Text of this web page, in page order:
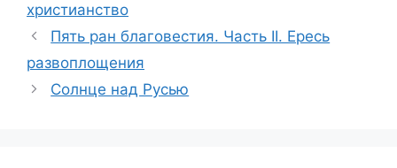
христианство
Пять ран благовестия. Часть II. Ересь
развоплощения
Солнце над Русью